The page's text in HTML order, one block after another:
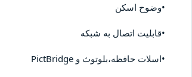
•وضوح اسکن
•قابلیت اتصال به شبکه
•اسلات حافظه،بلوتوث و PictBridge